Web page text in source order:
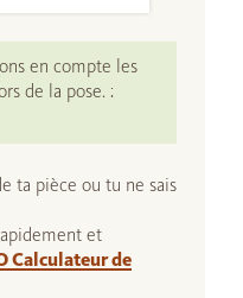
en compte les
de la pose. :
ta pièce ou tu ne sais
et
Calculateur de